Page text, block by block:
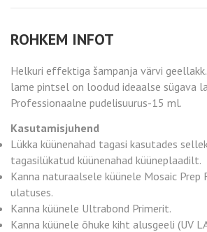
ROHKEM INFOT
Helkuri effektiga šampanja värvi
lame pintsel on loodud ideaalse sügava
Professionaalne pudelisuurus-15 ml.
Kasutamisjuhend
Lükka küünenahad tagasi kasutades
tagasilükatud küünenahad küüneplaadilt.
Kanna naturaalsele küünele Mosaic Prep
ulatuses.
Kanna küünele Ultrabond Primerit.
Kanna küünele õhuke kiht alusgeeli (UV